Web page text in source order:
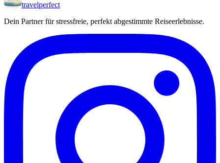
travelperfect
Dein Partner für stressfreie, perfekt abgestimmte Reiseerlebnisse.